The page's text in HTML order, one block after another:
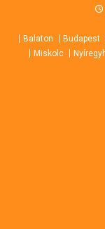
contentBalaton Budapest
Miskolc